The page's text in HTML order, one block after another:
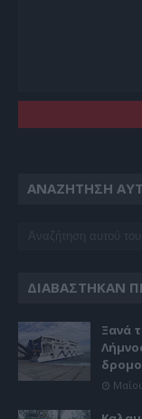
ΑΝΑΖΉΤΗΣΗ
ΔΙΑΒΆΣΤΗΚΑΝ
Ξανά